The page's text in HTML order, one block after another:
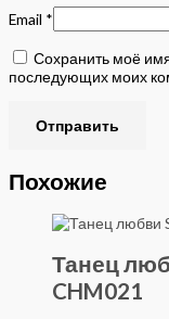
Email *
Сохранить моё
последующих моих
Похожие
Танец
CHM021